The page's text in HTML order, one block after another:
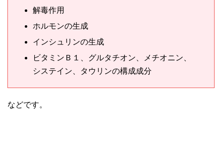
解毒作用
ホルモンの生成
インシュリンの生成
ビタミンＢ１、グルタチオン、メチオニン、
システイン、タウリンの構成成分
などです。